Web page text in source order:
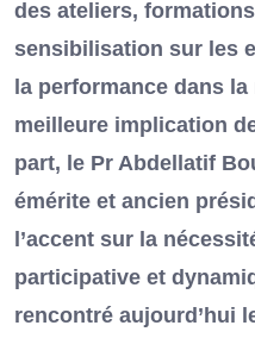
des ateliers,
sensibilisation sur les
la performance dans
meilleure implication
part, le Pr Abdellatif
émérite et ancien
l’accent sur la
participative et
rencontré aujourd’hui